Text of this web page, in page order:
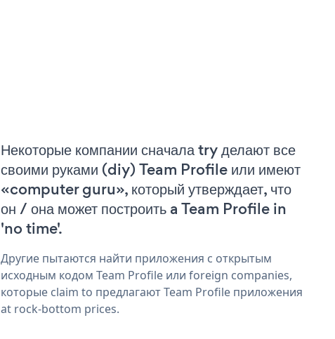
Некоторые компании сначала try делают все
своими руками (diy) Team Profile или имеют
«computer guru», который утверждает, что
он / она может построить a Team Profile in
'no time'.
Другие пытаются найти приложения с открытым
исходным кодом Team Profile или foreign companies,
которые claim to предлагают Team Profile приложения
at rock-bottom prices.